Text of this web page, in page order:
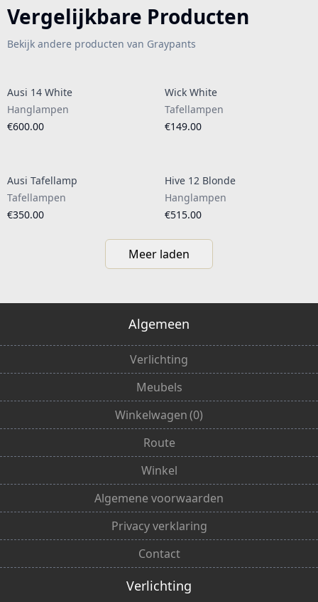
Vergelijkbare Producten
Bekijk andere producten van Graypants
Ausi 14 White
Hanglampen
€600.00
Wick White
Tafellampen
€149.00
Ausi Tafellamp
Tafellampen
€350.00
Hive 12 Blonde
Hanglampen
€515.00
Meer laden
Algemeen
Verlichting
Meubels
Winkelwagen(0)
Route
Winkel
Algemene voorwaarden
Privacy verklaring
Contact
Verlichting